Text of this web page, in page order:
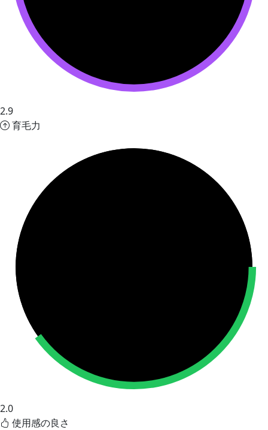
2.9
育毛力
2.0
使用感の良さ